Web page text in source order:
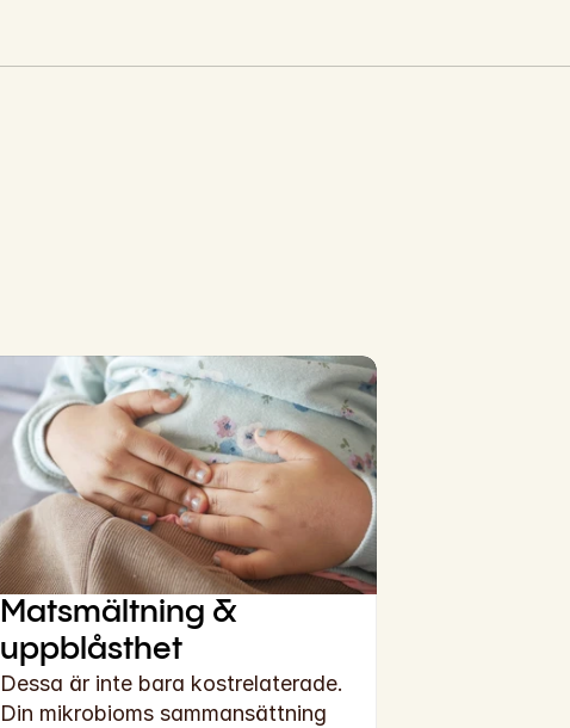
Matsmältning &
uppblåsthet
Dessa är inte bara kostrelaterade.
Din mikrobioms sammansättning